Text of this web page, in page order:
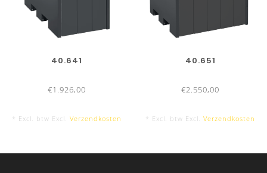
40.641
€1.926,00
* Excl. btw Excl. Verzendkosten
40.651
€2.550,00
* Excl. btw Excl. Verzendkosten